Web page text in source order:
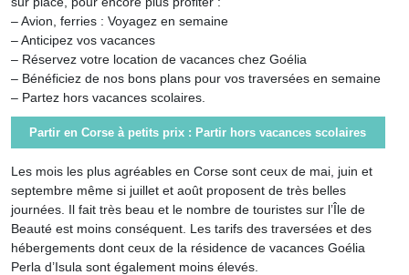
– Avion, ferries : Voyagez en semaine
– Anticipez vos vacances
– Réservez votre location de vacances chez Goélia
– Bénéficiez de nos bons plans pour vos traversées en semaine
– Partez hors vacances scolaires.
Partir en Corse à petits prix : Partir hors vacances scolaires
Les mois les plus agréables en Corse sont ceux de mai, juin et
septembre même si juillet et août proposent de très belles
journées. Il fait très beau et le nombre de touristes sur l’Île de
Beauté est moins conséquent. Les tarifs des traversées et des
hébergements dont ceux de la résidence de vacances Goélia
Perla d’Isula sont également moins élevés.